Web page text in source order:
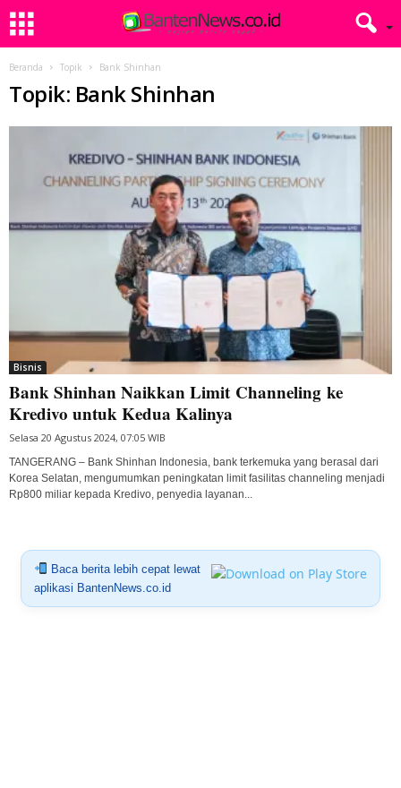
Beranda Topik Bank Shinhan
Topik: Bank Shinhan
Bisnis
Bank Shinhan Naikkan Limit Channeling ke
Kredivo untuk Kedua Kalinya
Selasa 20 Agustus 2024, 07:05 WIB
TANGERANG – Bank Shinhan Indonesia, bank terkemuka yang berasal dari
Korea Selatan, mengumumkan peningkatan limit fasilitas channeling menjadi
Rp800 miliar kepada Kredivo, penyedia layanan...
Baca berita lebih cepat lewat
aplikasi BantenNews.co.id